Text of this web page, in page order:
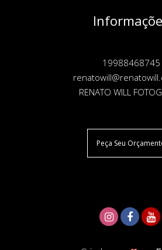
19988468745
RENATO WILL
Peça Seu